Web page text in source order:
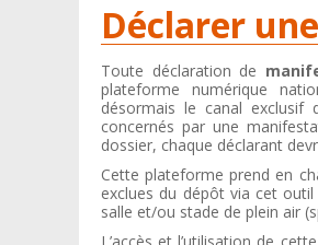
Déclarer
Toute déclaration de
plateforme numérique
désormais le canal
concernés par une
dossier, chaque déclarant
Cette plateforme prend en
exclues du dépôt via cet
salle et/ou stade de plein air